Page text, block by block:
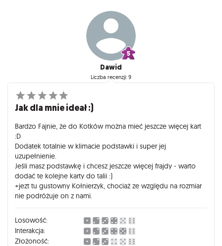
Dawid
Liczba recenzji: 9
Jak dla mnie ideał :)
Bardzo Fajnie, że do Kotków można mieć jeszcze więcej kart
:D
Dodatek totalnie w klimacie podstawki i super jej
uzupełnienie.
Jeśli masz podstawkę i chcesz jeszcze więcej frajdy - warto
dodać te kolejne karty do talii :)
+jezt tu gustowny Kołnierzyk, chociaż ze względu na rozmiar
nie podróżuje on z nami.
Losowość:
Interakcja:
Złożoność: